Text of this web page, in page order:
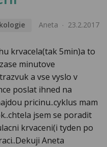
Aneta 23.2.2017
krvacela(tak 5min)a to
minutove
a vse vyslo v
poslat ihned na
pricinu..cyklus mam
jsem se poradit
krvaceni(i tyden po
Aneta